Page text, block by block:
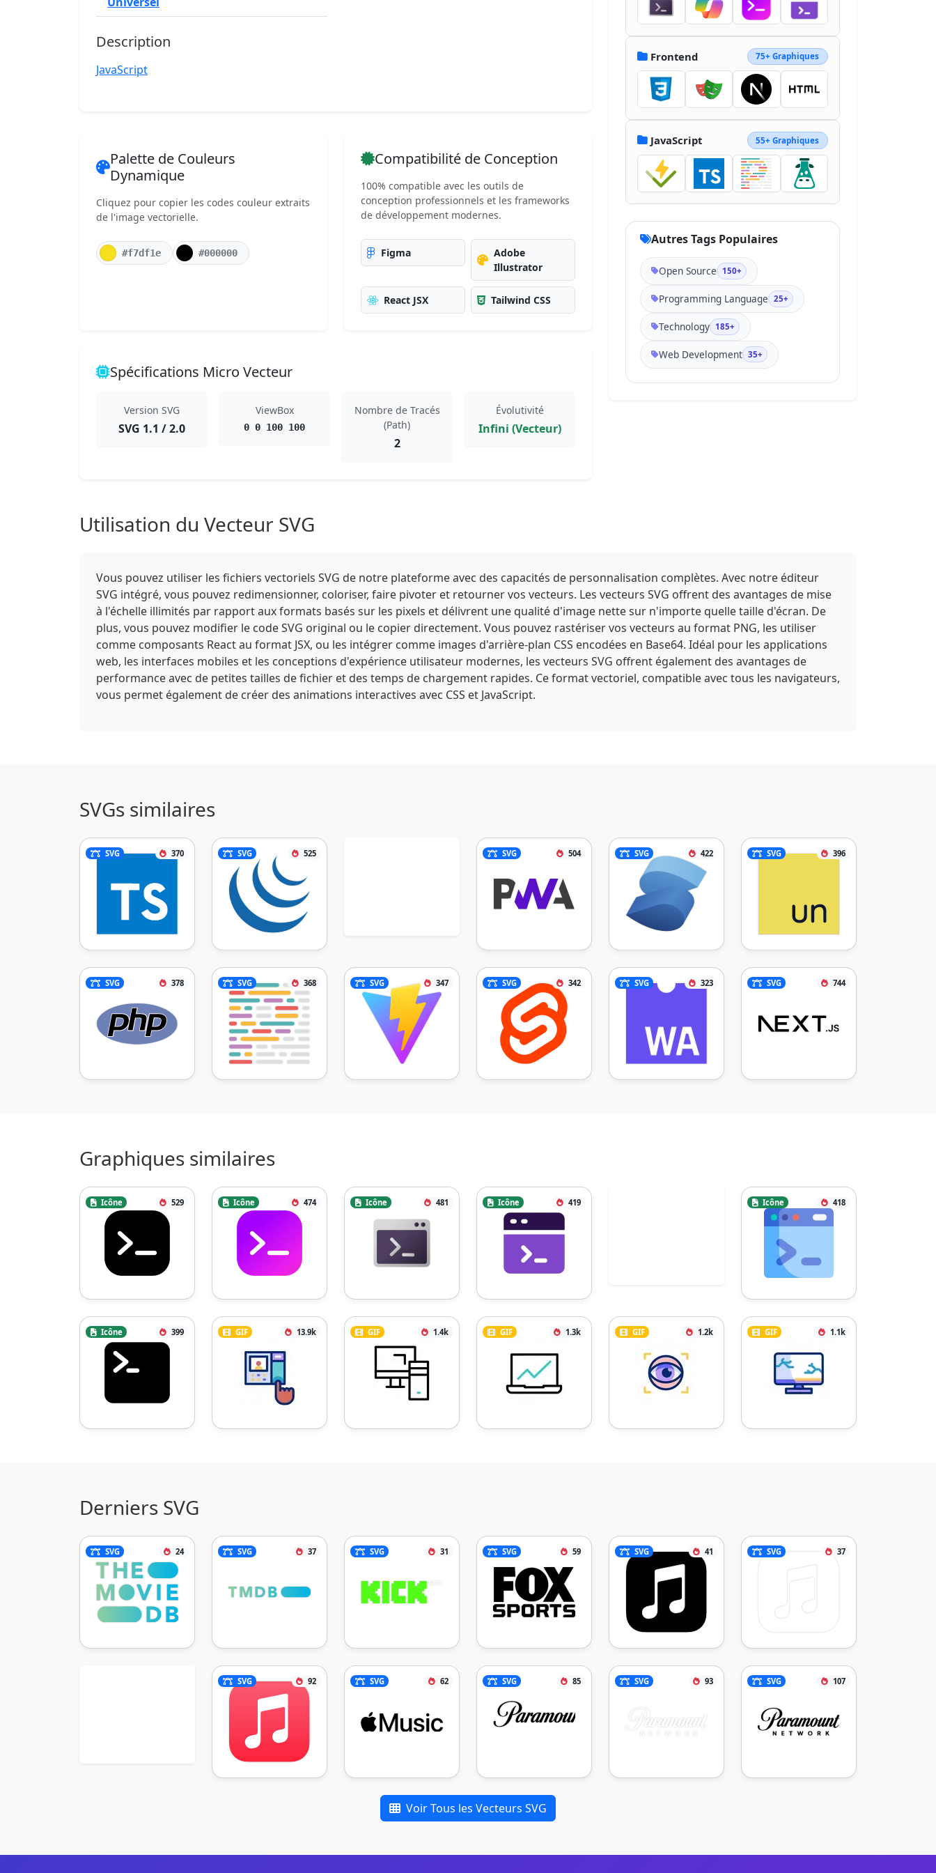
Description
JavaScript
Palette de Couleurs
Dynamique
Cliquez pour copier les codes couleur extraits
de l'image vectorielle.
#f7df1e #000000
Compatibilité de Conception
100% compatible avec les outils de
conception professionnels et les frameworks
de développement modernes.
Figma
Adobe
Illustrator
React JSX Tailwind CSS
Spécifications Micro Vecteur
Version SVG
SVG 1.1 / 2.0
ViewBox
0 0 100 100
Nombre de Tracés
(Path)
2
Évolutivité
Infini (Vecteur)
3.96 5.778 5.707l2.35 1.006c7.983
3.424 12.491 6.914 12.491 14.762 0
8.46-6.646 13.095-15.571 13.095-
8.727 0-14.365-4.159-17.124-
9.61zm-33.196.814c1.477 2.62 2.82
4.834 6.048 4.834 3.087 0 5.035-
1.208 5.035-
0-11.881-3.894-14.097-8.584z">
</path></svg>
Frontend 75+ Graphiques
JavaScript 55+ Graphiques
Autres Tags Populaires
Open Source 150+
Programming Language 25+
Technology 185+
Web Development 35+
Utilisation du Vecteur SVG
Vous pouvez utiliser les fichiers vectoriels SVG de notre plateforme avec des capacités de personnalisation complètes. Avec notre éditeur
SVG intégré, vous pouvez redimensionner, coloriser, faire pivoter et retourner vos vecteurs. Les vecteurs SVG offrent des avantages de mise
à l'échelle illimités par rapport aux formats basés sur les pixels et délivrent une qualité d'image nette sur n'importe quelle taille d'écran. De
plus, vous pouvez modifier le code SVG original ou le copier directement. Vous pouvez rastériser vos vecteurs au format PNG, les utiliser
comme composants React au format JSX, ou les intégrer comme images d'arrière-plan CSS encodées en Base64. Idéal pour les applications
web, les interfaces mobiles et les conceptions d'expérience utilisateur modernes, les vecteurs SVG offrent également des avantages de
performance avec de petites tailles de fichier et des temps de chargement rapides. Ce format vectoriel, compatible avec tous les navigateurs,
vous permet également de créer des animations interactives avec CSS et JavaScript.
SVGs similaires
SVG 370 SVG 525 SVG 504 SVG 422 SVG 396
SVG 378 SVG 368 SVG 347 SVG 342 SVG 323 SVG 744
Graphiques similaires
Icône 529 Icône 474 Icône 481 Icône 419 Icône 418
Icône 399 GIF 13.9k GIF 1.4k GIF 1.3k GIF 1.2k GIF 1.1k
Derniers SVG
SVG 24 SVG 37 SVG 31 SVG 59 SVG 41 SVG 37
SVG 92 SVG 62 SVG 85 SVG 93 SVG 107
Voir Tous les Vecteurs SVG